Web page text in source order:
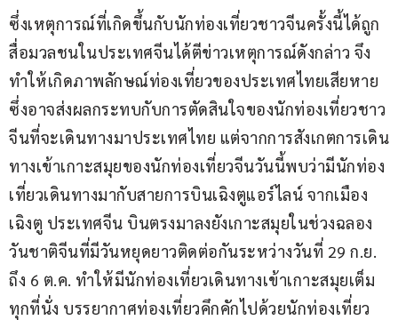
ซึ่งเหตุการณ์ที่เกิดขึ้นกับนักท่องเที่ยวชาวจีนครั้งนี้ได้ถูก
สื่อมวลชนในประเทศจีนได้ตีข่าวเหตุการณ์ดังกล่าว จึง
ทำให้เกิดภาพลักษณ์ท่องเที่ยวของประเทศไทยเสียหาย
ซึ่งอาจส่งผลกระทบกับการตัดสินใจของนักท่องเที่ยวชาว
จีนที่จะเดินทางมาประเทศไทย แต่จากการสังเกตการเดิน
ทางเข้าเกาะสมุยของนักท่องเที่ยวจีนวันนี้พบว่ามีนักท่อง
เที่ยวเดินทางมากับสายการบินเฉิงตูแอร์ไลน์ จากเมือง
เฉิงตู ประเทศจีน บินตรงมาลงยังเกาะสมุยในช่วงฉลอง
วันชาติจีนที่มีวันหยุดยาวติดต่อกันระหว่างวันที่ 29 ก.ย.
ถึง 6 ต.ค. ทำให้มีนักท่องเที่ยวเดินทางเข้าเกาะสมุยเต็ม
ทุกที่นั่ง บรรยากาศท่องเที่ยวคึกคักไปด้วยนักท่องเที่ยว